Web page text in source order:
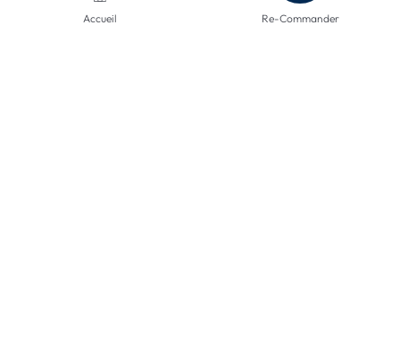
Accueil Re-Commander